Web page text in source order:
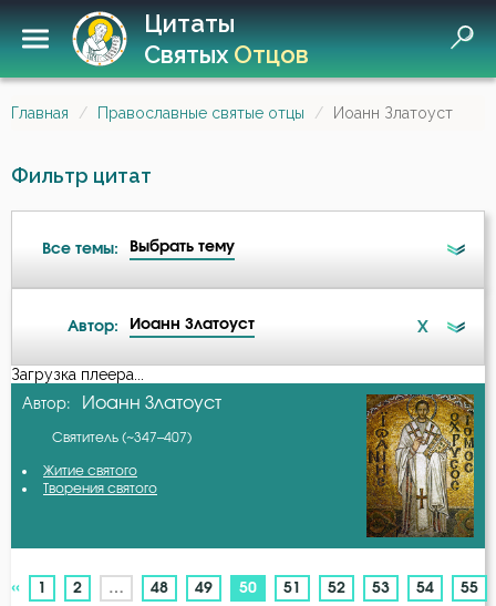
Цитаты
СвятыхОтцов
Главная Православные святые отцы Иоанн Златоуст
Фильтр цитат
Все темы: Выбрать тему
Ад
Ангел
Ангел Хранитель
Автор: Иоанн Златоуст X
А-я
Авва Дорофей
Авва Исайя (Скитский)
Авва Феона
Авва Филимон
Загрузка плеера...
Автор: Иоанн Златоуст
Святитель (~347–407)
Житие святого
Творения святого
« 1 2 … 48 49 50(current)
51 52 53 54 55